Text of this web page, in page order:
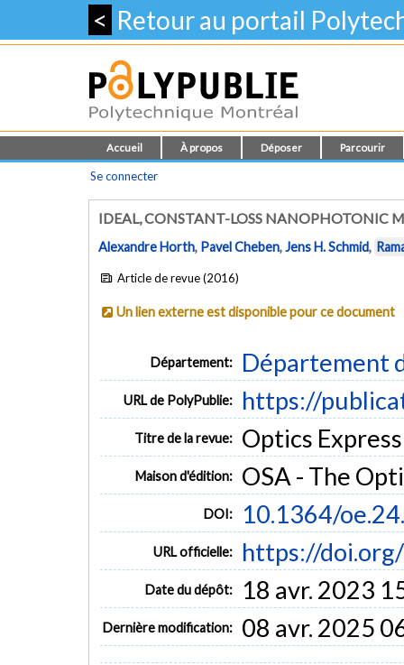
< Retour au portail
Accueil À propos Déposer Parcourir
Se connecter
IDEAL, CONSTANT-LOSS NANOPHOTONIC
Alexandre Horth, Pavel Cheben,Jens H. Schmid,
Article de revue (2016)
Un lien externe est disponible pour ce document
Département: Département
URL de PolyPublie: https://
Titre de la revue: Optics
Maison d'édition: OSA - The
DOI: 10.1364/
URL officielle: https://
Date du dépôt: 18 avr. 2023
Dernière modification: 08 avr. 2025